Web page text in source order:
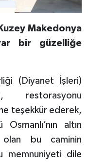
Makedonya
bir güzelliğe
(Diyanet İşleri)
restorasyonu
teşekkür ederek,
altın
olan bu caminin
memnuniyeti dile